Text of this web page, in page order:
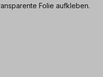
Folie aufkleben.